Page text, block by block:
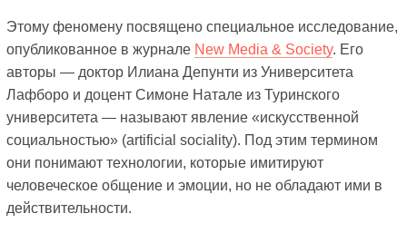
Этому феномену посвящено специальное исследование,
опубликованное в журнале New Media & Society. Его
авторы — доктор Илиана Депунти из Университета
Лафборо и доцент Симоне Натале из Туринского
университета — называют явление «искусственной
социальностью» (artificial sociality). Под этим термином
они понимают технологии, которые имитируют
человеческое общение и эмоции, но не обладают ими в
действительности.